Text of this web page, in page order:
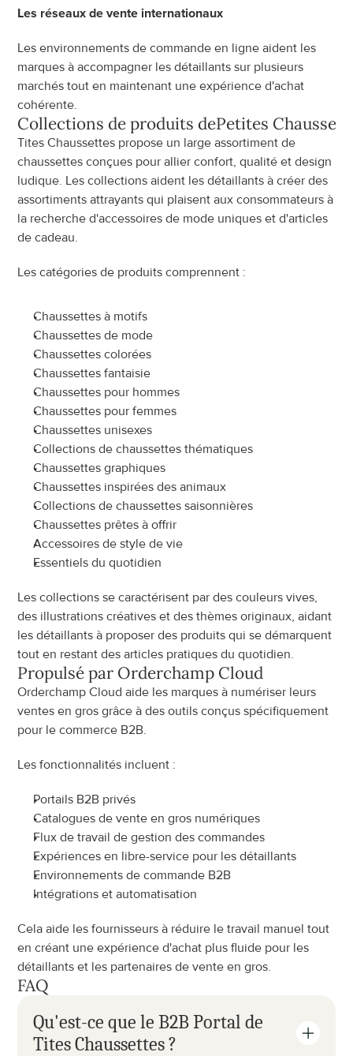
Les réseaux de vente internationaux
Les environnements de commande en ligne aident les
marques à accompagner les détaillants sur plusieurs
marchés tout en maintenant une expérience d'achat
cohérente.
Collections de produits dePetites
Tites Chaussettes propose un large assortiment de
chaussettes conçues pour allier confort, qualité et design
ludique. Les collections aident les détaillants à créer des
assortiments attrayants qui plaisent aux consommateurs à
la recherche d'accessoires de mode uniques et d'articles
de cadeau.
Les catégories de produits comprennent :
Chaussettes à motifs
Chaussettes de mode
Chaussettes colorées
Chaussettes fantaisie
Chaussettes pour hommes
Chaussettes pour femmes
Chaussettes unisexes
Collections de chaussettes thématiques
Chaussettes graphiques
Chaussettes inspirées des animaux
Collections de chaussettes saisonnières
Chaussettes prêtes à offrir
Accessoires de style de vie
Essentiels du quotidien
Les collections se caractérisent par des couleurs vives,
des illustrations créatives et des thèmes originaux, aidant
les détaillants à proposer des produits qui se démarquent
tout en restant des articles pratiques du quotidien.
Propulsé par Orderchamp Cloud
Orderchamp Cloud aide les marques à numériser leurs
ventes en gros grâce à des outils conçus spécifiquement
pour le commerce B2B.
Les fonctionnalités incluent :
Portails B2B privés
Catalogues de vente en gros numériques
Flux de travail de gestion des commandes
Expériences en libre-service pour les détaillants
Environnements de commande B2B
Intégrations et automatisation
Cela aide les fournisseurs à réduire le travail manuel tout
en créant une expérience d'achat plus fluide pour les
détaillants et les partenaires de vente en gros.
FAQ
Qu'est-ce que le B2B Portal de
Tites Chaussettes ?